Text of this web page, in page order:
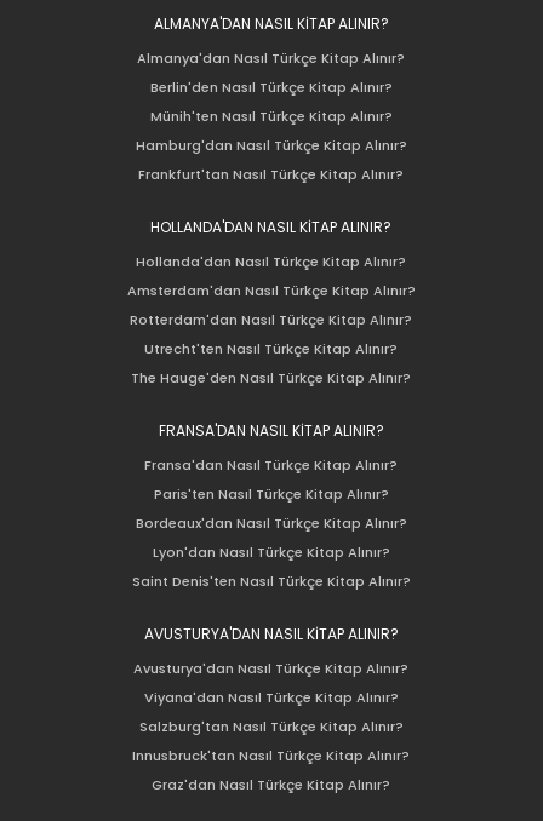
ALMANYA'DAN NASIL KİTAP ALINIR?
Almanya'dan Nasıl Türkçe Kitap Alınır?
Berlin'den Nasıl Türkçe Kitap Alınır?
Münih'ten Nasıl Türkçe Kitap Alınır?
Hamburg'dan Nasıl Türkçe Kitap Alınır?
Frankfurt'tan Nasıl Türkçe Kitap Alınır?
HOLLANDA'DAN NASIL KİTAP ALINIR?
Hollanda'dan Nasıl Türkçe Kitap Alınır?
Amsterdam'dan Nasıl Türkçe Kitap Alınır?
Rotterdam'dan Nasıl Türkçe Kitap Alınır?
Utrecht'ten Nasıl Türkçe Kitap Alınır?
The Hauge'den Nasıl Türkçe Kitap Alınır?
FRANSA'DAN NASIL KİTAP ALINIR?
Fransa'dan Nasıl Türkçe Kitap Alınır?
Paris'ten Nasıl Türkçe Kitap Alınır?
Bordeaux'dan Nasıl Türkçe Kitap Alınır?
Lyon'dan Nasıl Türkçe Kitap Alınır?
Saint Denis'ten Nasıl Türkçe Kitap Alınır?
AVUSTURYA'DAN NASIL KİTAP ALINIR?
Avusturya'dan Nasıl Türkçe Kitap Alınır?
Viyana'dan Nasıl Türkçe Kitap Alınır?
Salzburg'tan Nasıl Türkçe Kitap Alınır?
Innusbruck'tan Nasıl Türkçe Kitap Alınır?
Graz'dan Nasıl Türkçe Kitap Alınır?